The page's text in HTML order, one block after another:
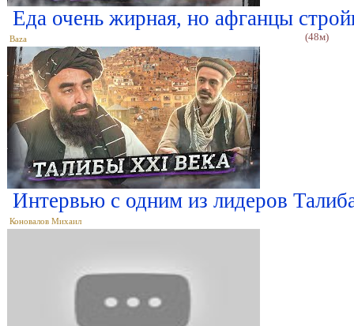
Еда очень жирная, но афганцы
Baza (48м)
Интервью с одним из лидеров
Коновалов Михаил